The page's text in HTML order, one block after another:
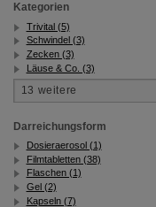
Kategorien
Trivital (5)
Schwindel (3)
Zecken (3)
Läuse & Co. (3)
Darreichungsform
Dosieraerosol (1)
Filmtabletten (38)
Flaschen (1)
Gel (2)
Kapseln (7)